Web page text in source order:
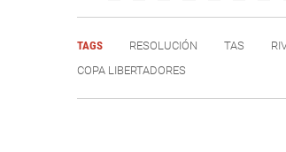
TAGS RESOLUCIÓN TAS
COPA LIBERTADORES